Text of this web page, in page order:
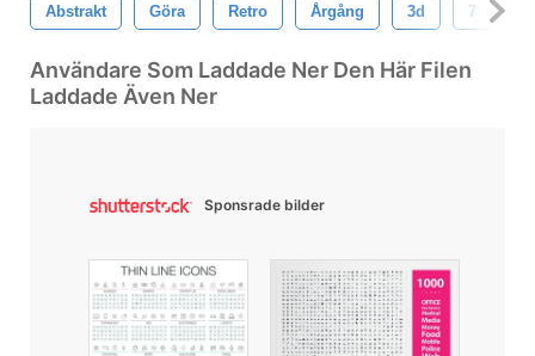
Abstrakt Göra Retro Årgång 3d 7
Användare Som Laddade Ner Den Här Filen
Laddade Även Ner
Sponsrade bilder